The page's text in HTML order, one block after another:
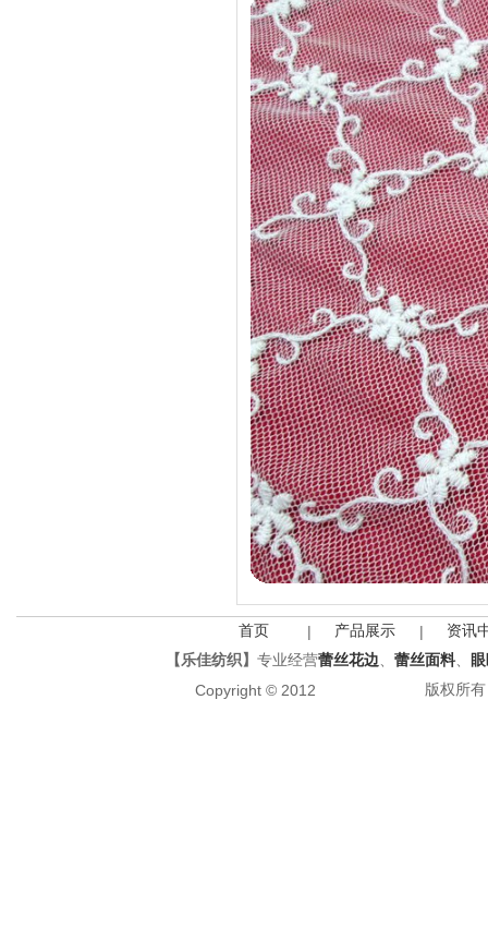
首页 | 产品展示 |
资讯
【乐佳纺织】 专业经营蕾丝花边 蕾丝面料
Copyright © 2012
版权所